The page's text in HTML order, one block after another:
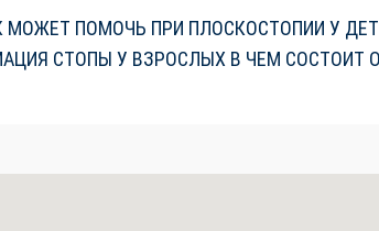
МОЖЕТ ПОМОЧЬ ПРИ ПЛОСКОСТОПИИ У
СТОПЫ У ВЗРОСЛЫХ В ЧЕМ СОСТОИТ